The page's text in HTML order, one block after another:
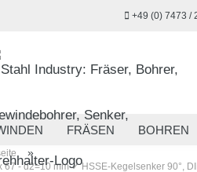
+49 (0) 7473 /
FRÄSEN BOHREN
HANDWERKZEUGE
»
67 - d2=10 mm ✓ HSSE-Kegelsenker 90°,